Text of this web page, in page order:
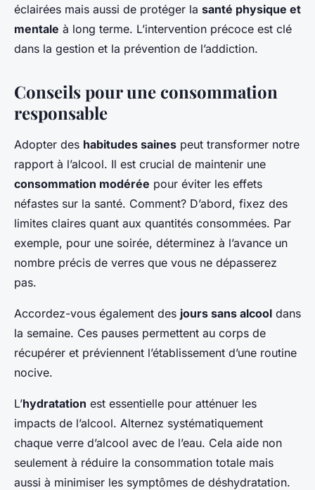
éclairées mais aussi de protéger la santé physique et
mentale à long terme. L’intervention précoce est clé
dans la gestion et la prévention de l’addiction.
Conseils pour une consommation
responsable
Adopter des habitudes saines peut transformer notre
rapport à l’alcool. Il est crucial de maintenir une
consommation modérée pour éviter les effets
néfastes sur la santé. Comment? D’abord, fixez des
limites claires quant aux quantités consommées. Par
exemple, pour une soirée, déterminez à l’avance un
nombre précis de verres que vous ne dépasserez
pas.
Accordez-vous également des jours sans alcool dans
la semaine. Ces pauses permettent au corps de
récupérer et préviennent l’établissement d’une routine
nocive.
L’hydratation est essentielle pour atténuer les
impacts de l’alcool. Alternez systématiquement
chaque verre d’alcool avec de l’eau. Cela aide non
seulement à réduire la consommation totale mais
aussi à minimiser les symptômes de déshydratation.